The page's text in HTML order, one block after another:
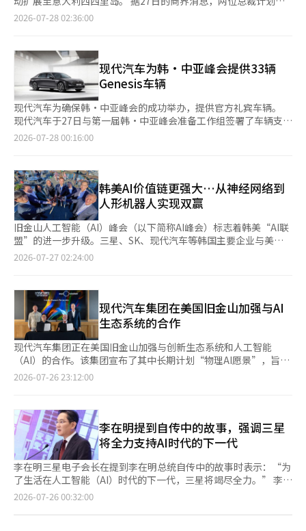
兹别克斯坦和哈萨克斯坦举行了三次。与各国的经济共同委员会、
赵部长表示：“各部门应关注正在协商的成果项目尽快达成，并确
保相关活动的顺利准备。”※ 本报道经人工智能（AI）系统翻译与
编辑。
由巴西副总统和韩国青瓦台政策室长金勇范共同负责，直接协商两
国事务。李在明总统表示：“韩国与巴西在经济、产业、安全、文
扩大在贸易、投资、国防、航空航天、关键矿产和数字经济等方面
的合作。通过当天签署的产业技术合作谅解备忘录（MOU），双
方还将推动在人工智能（AI）、半导体、汽车、造船、电池、生物
经济和工业脱碳等领域的共同研究与开发。巴西的资源与韩国的制
造和加工技术相结合的关键矿产供应链合作也将具体化。双方企业
和机构将在矿产勘探、开发、加工和利用等供应链的全过程中参
与，后续将进行协商。在国防和军工领域，双方将在今年下半年成
开始，巴西生产的C-390运输机将配备韩国企业生产的部件。两国
领导人将其视为不仅是简单的武器采购，而是共同生产和产业合作
的案例，并决定将合作扩大到未来航空出行领域。在太空领域，双
方将简化民用发射器的发射许可程序，并共享卫星数据和太空探索
相关技术。卢拉总统邀请李在明总统参加定于9月在巴西阿尔坎塔
拉发射基地的发射活动。李在明总统表示，如果无法亲自出席，将
通过视频确认发射过程。扩大贸易的相关议题也在会谈中被提及。
市场的事宜也进行了讨论。卢拉总统表示，经过17年的谈判，韩国
的卫生检疫团将于下月访问巴西，认为这是市场开放的重要进展。
在两国领导人面前，签署了包括太空、体育、教育、能源和产业技
术等五项合作文件。此外，电影和网络安全领域的两项谅解备忘录
也单独签署，此次国宾访问共签署了7项文件。在文化领域，巴西
的韩流传播成为话题。卢拉总统表示：“巴西的年轻人热爱韩
国”，韩国音乐、食品和电视剧的受欢迎程度不断上升，动画《K-
POP恶魔猎人》在儿童中也受到热爱。联合新闻发布结束后，两位
引用巴西谚语“团结更强大”，表示：“如果将两国的优势结合起
来，太平洋两岸的距离将成为创造新机会的空间。”此外，李在明
总统与金惠京夫人在当天上午10时35分左右，在6名骑兵的护卫下
抵达巴西利亚总统官邸阿乌博拉达宫前的广场。卢拉总统与霍赞杰
拉·达席尔瓦夫人亲自迎接李在明总统夫妇，走上红地毯。李在明
总统与卢拉总统拥抱后，互相拍打肩膀和背部，欢迎仪式期间也握
手表示亲切。国歌和巴西国歌依次奏响，军乐队、步兵和骑兵队列
行进。两国领导人夫妇还共同观看了巴西方面准备的合唱表演。欢
迎仪式结束后，前往官邸的途中，卢拉总统挽着李在明总统的手臂
活。” 日本总理高市早苗：与中国沟通重要，期待11月APEC 高市
早苗明确表示将继续与中国保持对话，以应对当前的关系僵局。
上表示：“中国是重要的邻国”，并强调：“自我担任总理以来，
一直坚持全面推进战略互惠关系，建立建设性和稳定的关系。”
高市总理特别强调了解决两国间问题的对话重要性。他表示：“由
于日中关系存在忧虑和问题，因此在各个层面上通过多种机会进行
对话和沟通非常重要”，并表示：“今后将继续保持沟通，从国家
利益的角度冷静、适当地应对，期待亚太经济合作组织（APEC）
峰会。” 这被解读为高市总理希望在即将于11月在中国深圳举行
的APEC峰会上与中国国家主席习近平会晤。自去年11月高市总理
赵正熙会见文化体育观光部长，要求足球协会重建透明公正组织
国会议长赵正熙与文化体育观光部长崔辉荣会面，要求该部门在即
将于30日举行的韩国足球协会听证会上发挥负责任的作用。 据联
合新闻社报道，赵正熙于27日在国会主席办公室接见崔部长，讨论
了体育及文化政策的全面政府合作方案。 此次会谈中，围绕国家
队主教练选任过程中的不公正争议，足球协会的现状成为重点议
题。 国会文化体育观光委员会将于30日召开听证会，详细审查足
明对法国和西班牙山火表示慰问，向受灾者致以关心 李在明总统
对法国和西班牙发生的大规模山火表示：“对因意外灾难而遭受困
扰的所有人表示慰问。” 李总统于27日在社交媒体上表示：“对
于法国和西班牙持续发生的山火造成的重大损失，感到非常遗
憾。” 他还向冒着危险参与灭火和救援工作的救援人员和相关人
员表示敬意。 李总统表示：“希望山火尽快得到控制，避免更多
损失，并衷心祝愿大家早日恢复平静的日常生活。”※ 本报道经
剧，此次APEC会议能否成为改善关系的转折点备受关注。 自去年
10月上任以来，高市总理将“活跃日韩往来外交”视为主要外交成
乡——庆尚北道安东，观看了朝鲜时代士大夫的传统烟火表演，他
表示：“这是我第一次看到烟火，感到非常感动。” 另一方面，
针对最近内阁支持率下滑的问题，高市总理表现出谨慎态度。根据
《读卖新闻》当天发布的民意调查，高市内阁的支持率较上月下降
了12个百分点，约为57%。这是自去年10月上任以来，支持率首
次跌至50%以下。 对此，高市总理表示：“我将避免对民意调查
结果或因素发表评论，今后将不因数字而喜忧参半，谦虚认真地为
国家和人民工作。”※ 本报道经人工智能（AI）系统翻译与编辑。
本月底在西西里岛的罗科福特贝尔杜拉度假村参加极秘的科技CEO
络交流。 李会长自活动初期便持续参与，而崔会长也在2024年首
次参会。由于去年韩美关税谈判的影响，崔会长未能出席，但今年
将再次参与，重整全球科技网络。 两位总裁预计将在此次聚会上
与谷歌等全球IT领袖增进友谊，同时分享最新技术动态和商业议
题，创造新的合作机会。 此次访问是继24日（当地时间）在美国
旧金山举行的‘AI峰会’后的后续行动。三星电子与SK集团已与
NVIDIA、博通等签署了规模达9500亿美元的内存和AI数据中心协
议。 在AI半导体需求急剧增长的背景下，两位会长预计将与大科技
的建立。 NVIDIA首席执行官詹森·黄曾强调：“没有韩国内存企
业的HBM创新，今天的AI实力也不可能实现。”※ 本报道经人工
智能（AI）系统翻译与编辑。
2026-07-28 02:36:00
现代汽车为韩·中亚峰会提供33辆
Genesis车辆
现代汽车为确保韩·中亚峰会的成功举办，提供官方礼宾车辆。
现代汽车于27日与第一届韩·中亚峰会准备工作组签署了车辆支持
合作备忘录（MOU）。此次峰会将于9月16日在韩国举行。 第一届
克斯坦）的领导人将齐聚一堂，讨论经济、外交、贸易等多个领域
的合作方向。 在峰会期间，现代汽车将向中亚五国的领导人及部
长级官员提供总计33辆Genesis G90和G80。此举不仅支持主要外
交活动的成功举办，同时也旨在广泛宣传Genesis车辆的卓越品
质。 现代汽车一直以来积极支持国内外重要国际活动的礼宾及运
营车辆。计划在11月于菲律宾举行的第49届东盟峰会上，继续为
参与国代表团提供活动车辆。 现代汽车相关人士表示：“能够为
在韩国首次举行的韩·中亚峰会提供礼宾车辆，我们感到非常荣
极协助此次峰会的成功举办。” 此外，现代汽车集团去年在庆州
亚太经济合作组织（APEC）峰会上曾提供约200辆Genesis和氢燃
料电池巴士。 ※ 本报道经人工智能（AI）系统翻译与编辑。
2026-07-28 00:16:00
韩美AI价值链更强大…从神经网络到
人形机器人实现双赢
旧金山人工智能（AI）峰会（以下简称AI峰会）标志着韩美“AI联
盟”的进一步升级。三星、SK、现代汽车等韩国主要企业与美国
的谷歌、NVIDIA、Waymo等高科技公司重申了在AI基础设施建设
行业消息，李在明总统此次旧金山之行推动的AI峰会经济合作效应
预计达到9500亿美元（约合1400万亿韩元）。为构建AI基础设
施，涵盖了先进半导体制造、自动驾驶汽车、物理AI、AI数据中心
建设计划等多个方面。三星、SK、现代汽车等企业结合美国的核
心技术与韩国的先进内存、制造代工、类人AI制造能力，搭建了在
全球AI市场中占据主导地位的桥头堡。 三星电子将基于涵盖内存、
代工、先进封装的世界顶级“交钥匙解决方案”构建AI基础设施
的“大脑”。与博通签署的总额2000亿美元的先进内存半导体供
博通设计的AI加速器等提供高性能内存，并扩大利用先进代工工艺
进行AI半导体生产的合作。 三星计划通过先进的AI芯片和高端内
存，在快速发展的AI产业中积极发掘新的商业机会。李在镕在AI峰
会上表示：“如果将韩国和美国的优势结合在一起，我们将能够更
快地创新、更大地成长，并解决更多的难题。”他还强调：“为了
构建AI时代所需的尖端半导体、稳定服务所需的数据中心以及丰富
的电力，我们将加强跨国界的全球合作。” SK集团与NVIDIA正在
推进涵盖AI工厂建设到下一代AI内存供应的5000亿美元规模的全面
合作伙伴关系。NVIDIA将为SK电信国内最大2GW（千兆瓦）规模
2026-07-27 02:24:00
现代汽车集团在美国旧金山加强与AI
生态系统的合作
现代汽车集团正在美国旧金山加强与创新生态系统和人工智能
（AI）的合作。该集团宣布了其中长期计划“物理AI愿景”，旨在
通过汽车、机器人等单一设备的智能化，最终实现城市层面的综合
是全球技术公司、初创企业、研究机构和大学有机连接的创新中
心。现代汽车集团在这一地区积极推动产学研合作，以实现物理AI
的转型。该集团在这里探索未来技术，增强研发能力，并开展涵盖
人才、文化和学术的多种合作。实际上，现代汽车集团董事长郑义
宣在当地时间24日举行的“旧金山AI峰会”上公开了其物理AI愿
景，表示将从汽车制造企业转型为改变生活方式的平台企业。现代
汽车集团的物理AI愿景不仅限于汽车和机器人等单一设备的智能
化，还包括AI工厂等特定空间的智能化，最终目标是实现城市级别
的综合智能化。在AI时代，出行、工作方式和居住空间都将发生变
2026-07-26 23:12:00
李在明提到自传中的故事，强调三星
将全力支持AI时代的下一代
李在明三星电子会长在提到李在明总统自传中的故事时表示：“为
了生活在人工智能（AI）时代的下一代，三星将竭尽全力。” 李会
长于24日在旧金山的“旧金山AI峰会”上指出：“我想起了总统自
升机，感到惊奇并对未来充满梦想。” 他进一步表示：“就像那
2026-07-26 00:32:00
页